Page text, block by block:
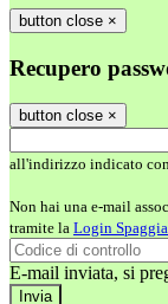
button close ×
Recupero
button close ×
all'indirizzo indicato
Non hai una e-mail
tramite la Login
E-mail inviata, si